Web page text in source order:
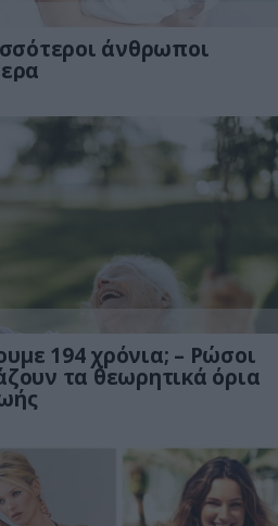
άνθρωποι
194 χρόνια; – Ρώσοι
τα θεωρητικά όρια